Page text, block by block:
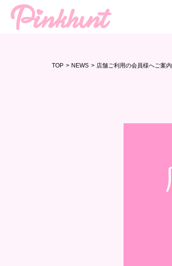
TOP > NEWS > 店舗ご利用の会員様へご案内